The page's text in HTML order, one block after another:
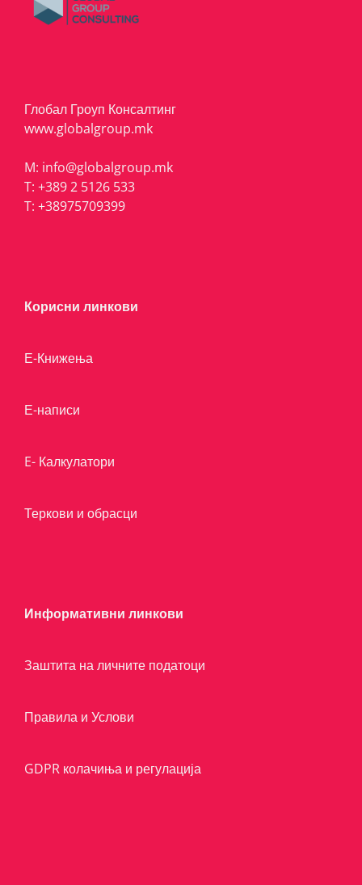
Глобал Гроуп Консалтинг
www.globalgroup.mk
M: info@globalgroup.mk
T: +389 2 5126 533
T: +38975709399
Корисни линкови
Е-Книжења
Е-написи
E- Калкулатори
Теркови и обрасци
Информативни линкови
Заштита на личните податоци
Правила и Услови
GDPR колачиња и регулација